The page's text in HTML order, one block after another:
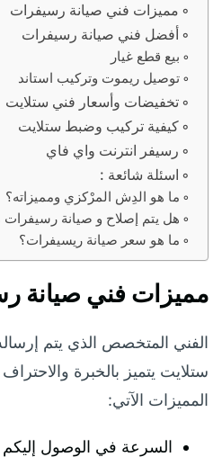
مميزات فني صيانة رسيفرات
أفضل فني صيانة رسيفرات
بيع قطع غيار
توصيل ريموت وتركيب استاند
تخفيضات وأسعار فني ستلايت
كيفية تركيب وضبط ستلايت
رسيفر انترنت واي فاي
اسئلة شائعة :
ما هو الدِش المرْكزي ومميزاته؟
هل يتم إصلاح و صيانة رسيفرات
ما هو سعر صيانة ريسيفرات؟
مميزات فني صيانة
الفني المتخصص الذي يتم
ستلايت يتميز بالخبرة
المميزات الآتي:
السرعة في الوصول إليكم